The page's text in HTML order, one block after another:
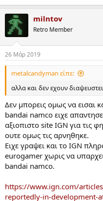
milntov
Retro Member
26 Μάρ 2019
metalcandyman είπε:
αλλα και δεν εχουν
Δεν μπορεις ομως να εισαι
bandai namco ειχε
αξιοπιστο site IGN για τις
ουτε ομως τις αρνηθηκε.
Ειχε γραψει και το IGN
eurogamer χωρις να
bandai namco.
https://www.ign.com/
reportedly-in-development-